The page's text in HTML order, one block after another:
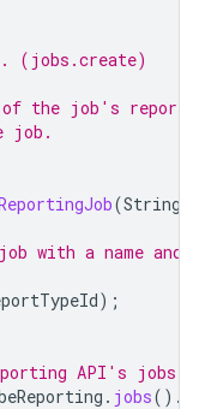
(jobs.create)
the job's report
job.
(String
with a name
);
API's
. jobs().